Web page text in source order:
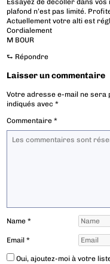
Essayez de décoller dans
plafond n’est pas limité.
Actuellement votre alti est
Cordialement
M BOUR
⮑ Répondre
Laisser un commentaire
Votre adresse e-mail ne sera
indiqués avec*
Commentaire*
Name*
Email*
Oui, ajoutez-moi à votre